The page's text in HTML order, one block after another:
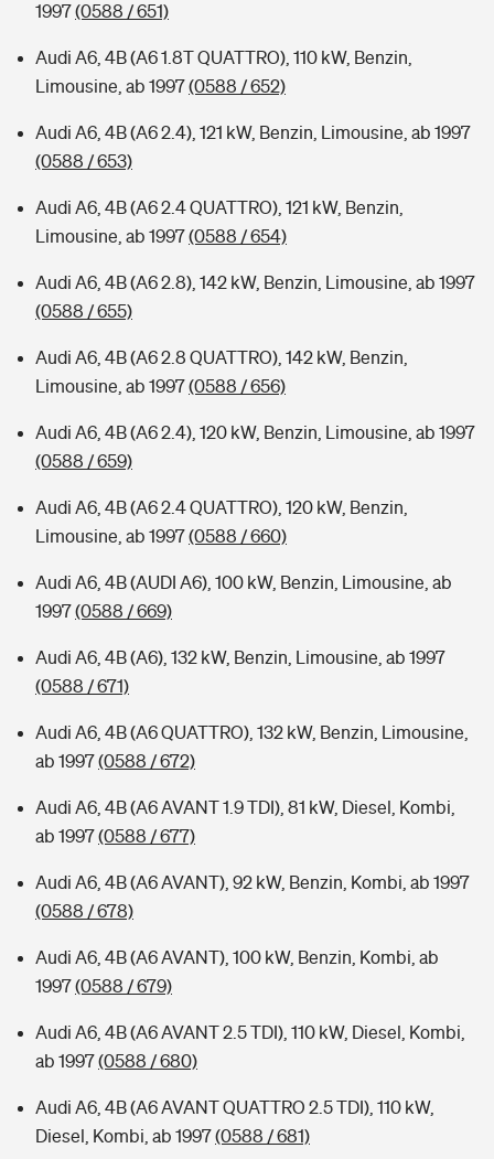
1997(0588 / 651)
Audi A6, 4B (A6 1.8T QUATTRO), 110 kW, Benzin,
Limousine, ab 1997(0588 / 652)
Audi A6, 4B (A6 2.4), 121 kW, Benzin, Limousine, ab 1997
(0588 / 653)
Audi A6, 4B (A6 2.4 QUATTRO), 121 kW, Benzin,
Limousine, ab 1997(0588 / 654)
Audi A6, 4B (A6 2.8), 142 kW, Benzin, Limousine, ab 1997
(0588 / 655)
Audi A6, 4B (A6 2.8 QUATTRO), 142 kW, Benzin,
Limousine, ab 1997(0588 / 656)
Audi A6, 4B (A6 2.4), 120 kW, Benzin, Limousine, ab 1997
(0588 / 659)
Audi A6, 4B (A6 2.4 QUATTRO), 120 kW, Benzin,
Limousine, ab 1997(0588 / 660)
Audi A6, 4B (AUDI A6), 100 kW, Benzin, Limousine, ab
1997(0588 / 669)
Audi A6, 4B (A6), 132 kW, Benzin, Limousine, ab 1997
(0588 / 671)
Audi A6, 4B (A6 QUATTRO), 132 kW, Benzin, Limousine,
ab 1997(0588 / 672)
Audi A6, 4B (A6 AVANT 1.9 TDI), 81 kW, Diesel, Kombi,
ab 1997(0588 / 677)
Audi A6, 4B (A6 AVANT), 92 kW, Benzin, Kombi, ab 1997
(0588 / 678)
Audi A6, 4B (A6 AVANT), 100 kW, Benzin, Kombi, ab
1997(0588 / 679)
Audi A6, 4B (A6 AVANT 2.5 TDI), 110 kW, Diesel, Kombi,
ab 1997(0588 / 680)
Audi A6, 4B (A6 AVANT QUATTRO 2.5 TDI), 110 kW,
Diesel, Kombi, ab 1997(0588 / 681)